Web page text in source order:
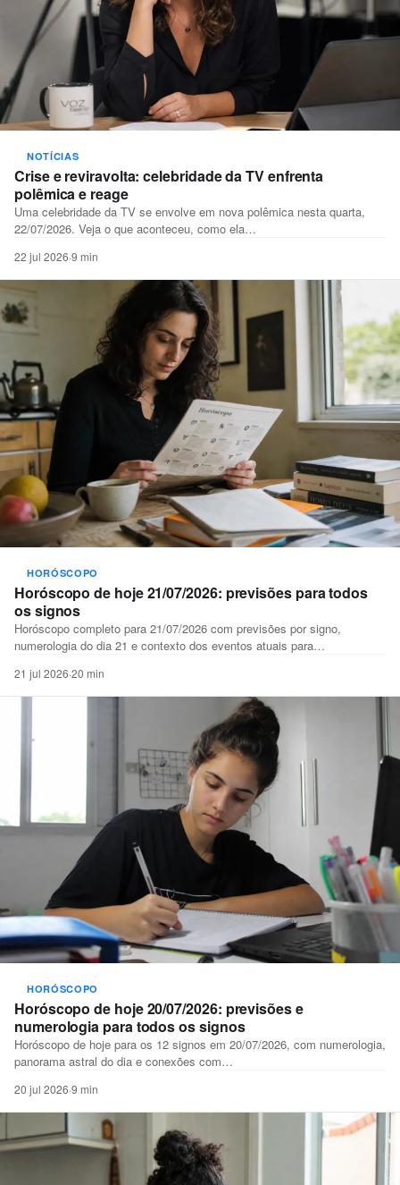
NOTÍCIAS
Crise e reviravolta: celebridade da TV enfrenta
polêmica e reage
Uma celebridade da TV se envolve em nova polêmica nesta quarta,
22/07/2026. Veja o que aconteceu, como ela…
22 jul 2026·9 min
HORÓSCOPO
Horóscopo de hoje 21/07/2026: previsões para todos
os signos
Horóscopo completo para 21/07/2026 com previsões por signo,
numerologia do dia 21 e contexto dos eventos atuais para…
21 jul 2026·20 min
HORÓSCOPO
Horóscopo de hoje 20/07/2026: previsões e
numerologia para todos os signos
Horóscopo de hoje para os 12 signos em 20/07/2026, com numerologia,
panorama astral do dia e conexões com…
20 jul 2026·9 min